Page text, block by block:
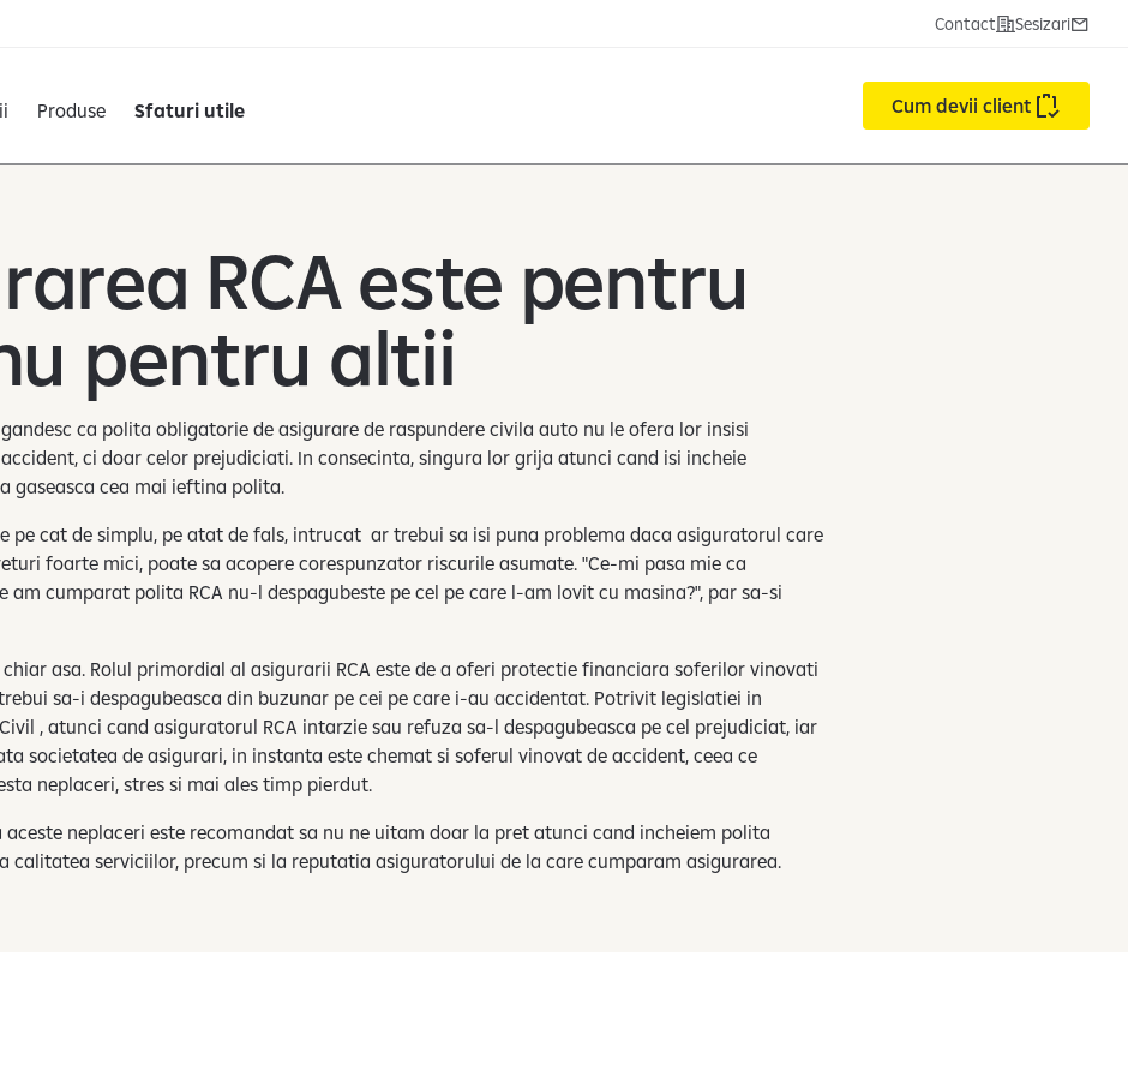
Contact Sesizari
Produse Sfaturi utile Cum devii client
RCA este pentru
pentru altii
ca polita obligatorie de asigurare de raspundere civila auto nu le ofera lor insisi
ci doar celor prejudiciati. In consecinta, singura lor grija atunci cand isi incheie
gaseasca cea mai ieftina polita.
pe cat de simplu, pe atat de fals, intrucat ar trebui sa isi puna problema daca asiguratorul care
foarte mici, poate sa acopere corespunzator riscurile asumate. "Ce-mi pasa mie ca
am cumparat polita RCA nu-l despagubeste pe cel pe care l-am lovit cu masina?", par sa-si
asa. Rolul primordial al asigurarii RCA este de a oferi protectie financiara soferilor vinovati
sa-i despagubeasca din buzunar pe cei pe care i-au accidentat. Potrivit legislatiei in
, atunci cand asiguratorul RCA intarzie sau refuza sa-l despagubeasca pe cel prejudiciat, iar
societatea de asigurari, in instanta este chemat si soferul vinovat de accident, ceea ce
neplaceri, stres si mai ales timp pierdut.
neplaceri este recomandat sa nu ne uitam doar la pret atunci cand incheiem polita
calitatea serviciilor, precum si la reputatia asiguratorului de la care cumparam asigurarea.